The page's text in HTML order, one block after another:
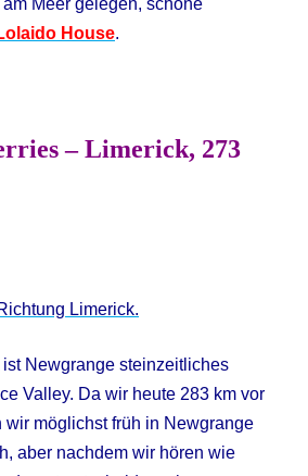
Meer gelegen, schöne
House.
– Limerick, 273
Limerick.
Newgrange steinzeitliches
Valley. Da wir heute 283 km vor
wir möglichst früh in Newgrange
aber nachdem wir hören wie